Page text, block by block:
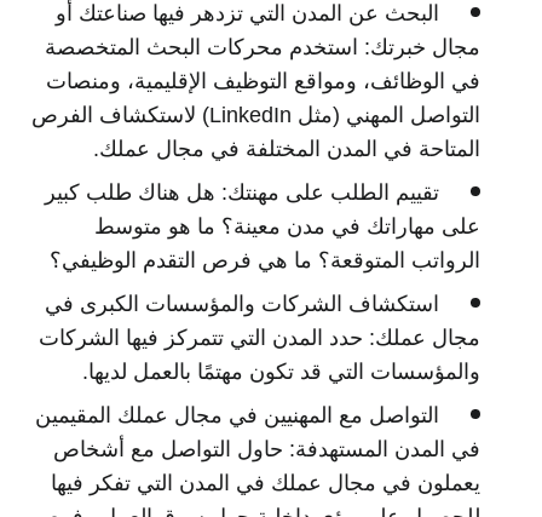
البحث عن المدن التي تزدهر فيها صناعتك أو
مجال خبرتك: استخدم محركات البحث المتخصصة
في الوظائف، ومواقع التوظيف الإقليمية، ومنصات
التواصل المهني (مثل LinkedIn) لاستكشاف الفرص
المتاحة في المدن المختلفة في مجال عملك.
تقييم الطلب على مهنتك: هل هناك طلب كبير
على مهاراتك في مدن معينة؟ ما هو متوسط
الرواتب المتوقعة؟ ما هي فرص التقدم الوظيفي؟
استكشاف الشركات والمؤسسات الكبرى في
مجال عملك: حدد المدن التي تتمركز فيها الشركات
والمؤسسات التي قد تكون مهتمًا بالعمل لديها.
التواصل مع المهنيين في مجال عملك المقيمين
في المدن المستهدفة: حاول التواصل مع أشخاص
يعملون في مجال عملك في المدن التي تفكر فيها